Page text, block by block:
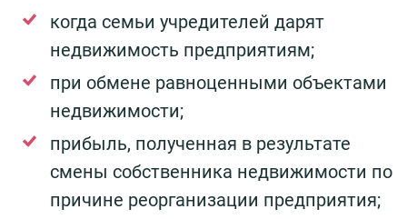
когда семьи учредителей дарят
недвижимость предприятиям;
при обмене равноценными объектами
недвижимости;
прибыль, полученная в результате
смены собственника недвижимости по
причине реорганизации предприятия;